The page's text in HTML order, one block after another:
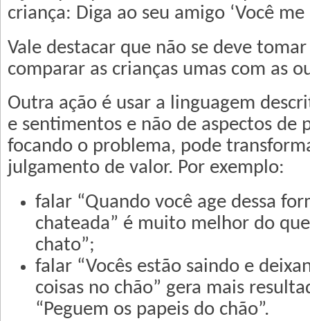
criança: Diga ao seu amigo ‘Você
Vale destacar que não se deve
comparar as crianças umas com as
Outra ação é usar a linguagem
e sentimentos e não de aspectos de
focando o problema, pode
julgamento de valor. Por exemplo:
falar “Quando você age dessa
chateada” é muito melhor do
chato”;
falar “Vocês estão saindo e
coisas no chão” gera mais
“Peguem os papeis do chão”.